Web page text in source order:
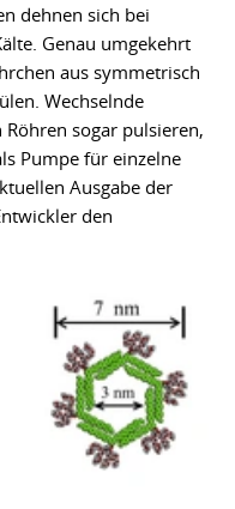
dehnen sich bei
Genau umgekehrt
aus symmetrisch
Wechselnde
sogar pulsieren,
Pumpe für einzelne
Ausgabe der
den